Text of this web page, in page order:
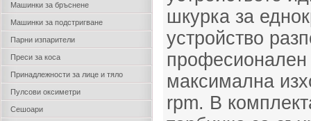
Машинки за бръснене
Машинки за подстригване
Парни изпарители
Преси за коса
Принадлежности за лице и тяло
Пулсови оксиметри
Сешоари
шкурка за
устройство
максимална
rpm. В